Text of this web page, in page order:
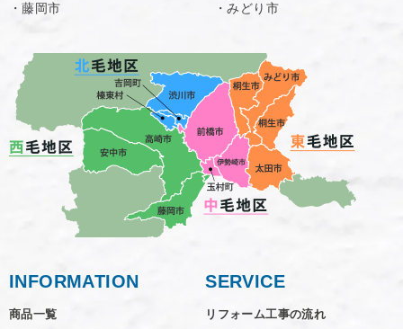
・藤岡市
・みどり市
INFORMATION
商品一覧
SERVICE
リフォーム工事の流れ